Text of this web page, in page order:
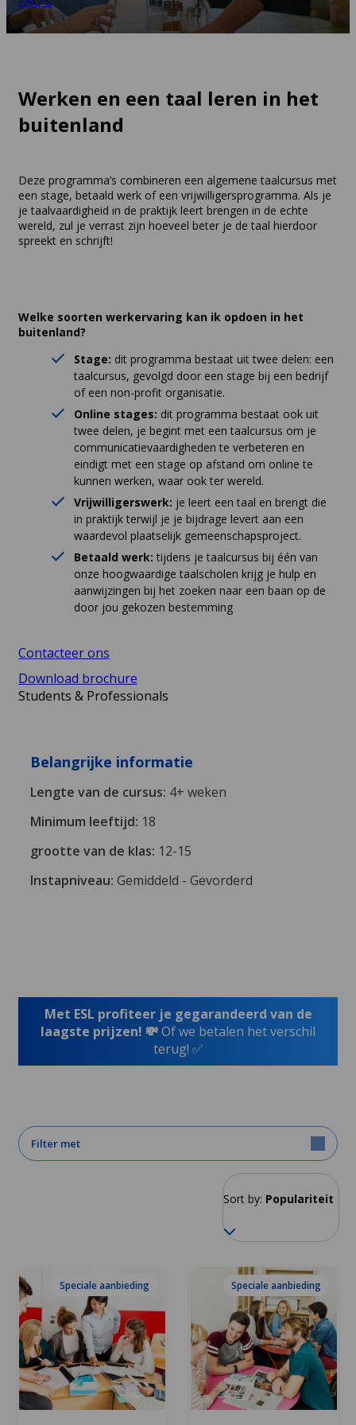
Werken en een taal leren in het
buitenland
Deze programma’s combineren een algemene taalcursus met
een stage, betaald werk of een vrijwilligersprogramma. Als je
je taalvaardigheid in de praktijk leert brengen in de echte
wereld, zul je verrast zijn hoeveel beter je de taal hierdoor
spreekt en schrijft!
Belangrijke informatie
Lengte van de cursus: 4+ weken
Minimum leeftijd: 18
grootte van de klas: 12-15
Instapniveau: Gemiddeld - Gevorderd
Welke soorten werkervaring kan ik opdoen in het
buitenland?
Stage: dit programma bestaat uit twee delen: een
taalcursus, gevolgd door een stage bij een bedrijf
of een non-profit organisatie.
Online stages: dit programma bestaat ook uit
twee delen, je begint met een taalcursus om je
communicatievaardigheden te verbeteren en
eindigt met een stage op afstand om online te
kunnen werken, waar ook ter wereld.
Vrijwilligerswerk: je leert een taal en brengt die
in praktijk terwijl je je bijdrage levert aan een
waardevol plaatselijk gemeenschapsproject.
Betaald werk: tijdens je taalcursus bij één van
onze hoogwaardige taalscholen krijg je hulp en
aanwijzingen bij het zoeken naar een baan op de
door jou gekozen bestemming
Contacteer ons
Download brochure
Students & Professionals
Met ESL profiteer je gegarandeerd van de
laagste prijzen! 💸Of we betalen het verschil
terug! ✅
Filter met
Sort by: Populariteit
Speciale aanbieding Speciale aanbieding